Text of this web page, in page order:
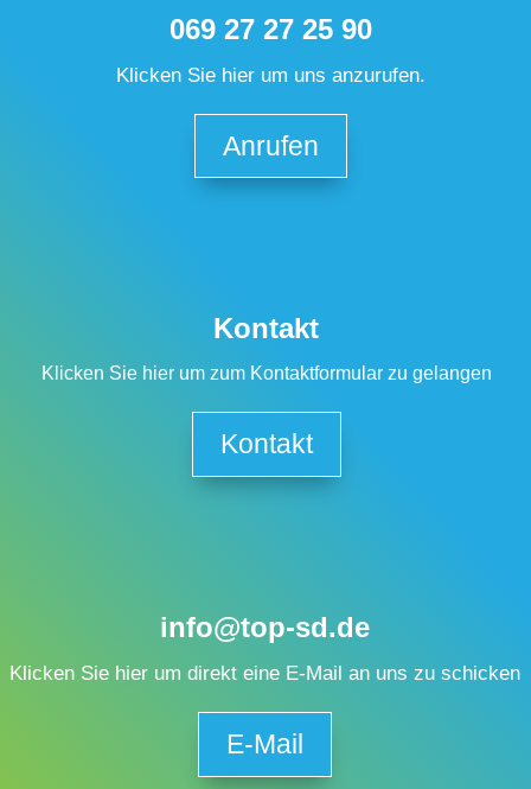
069 27 27 25 90
Klicken Sie hier um uns anzurufen.
Anrufen
Kontakt
Klicken Sie hier um zum Kontaktformular zu gelangen
Kontakt
info@top-sd.de
Klicken Sie hier um direkt eine E-Mail an uns zu schicken
E-Mail